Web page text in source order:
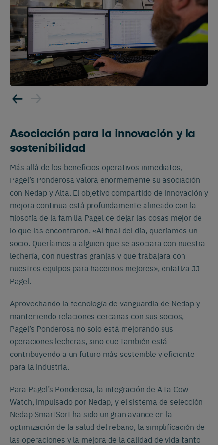
Asociación para la innovación y la
sostenibilidad
Más allá de los beneficios operativos inmediatos,
Pagel’s Ponderosa valora enormemente su asociación
con Nedap y Alta. El objetivo compartido de innovación y
mejora continua está profundamente alineado con la
filosofía de la familia Pagel de dejar las cosas mejor de
lo que las encontraron. «Al final del día, queríamos un
socio. Queríamos a alguien que se asociara con nuestra
lechería, con nuestras granjas y que trabajara con
nuestros equipos para hacernos mejores», enfatiza JJ
Pagel.
Aprovechando la tecnología de vanguardia de Nedap y
manteniendo relaciones cercanas con sus socios,
Pagel’s Ponderosa no solo está mejorando sus
operaciones lecheras, sino que también está
contribuyendo a un futuro más sostenible y eficiente
para la industria.
Para Pagel’s Ponderosa, la integración de Alta Cow
Watch, impulsado por Nedap, y el sistema de selección
Nedap SmartSort ha sido un gran avance en la
optimización de la salud del rebaño, la simplificación de
las operaciones y la mejora de la calidad de vida tanto
Nederlands Deutsch